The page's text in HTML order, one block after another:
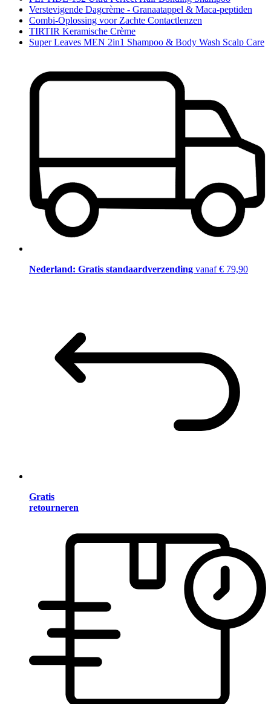
Verstevigende Dagcrème - Granaatappel & Maca-peptiden
Combi-Oplossing voor Zachte Contactlenzen
TIRTIR Keramische Crème
Super Leaves MEN 2in1 Shampoo & Body Wash Scalp Care
Nederland: Gratis standaardverzending vanaf € 79,90
Gratis
retourneren